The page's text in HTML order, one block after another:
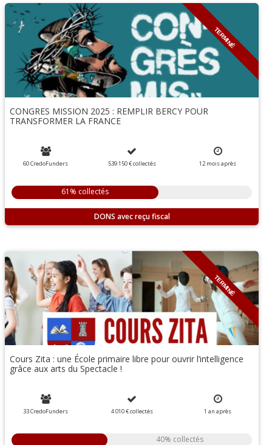
TERMINÉ
CONGRES MISSION 2025 : REMPLIR BERCY POUR
TRANSFORMER LA FRANCE
60 CredoFunders 539 150 €collectés 12moisaprès
61% collectés
DONS
TERMINÉ
Cours Zita : une École primaire libre pour ouvrir l’intelligence
grâce aux arts du Spectacle !
33 CredoFunders 4 010 €collectés 1 an après
40% collectés